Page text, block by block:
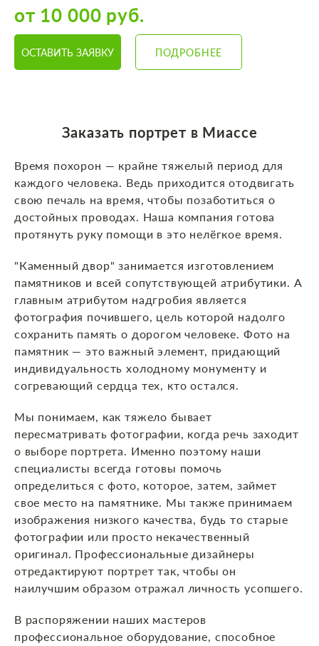
от 10 000 руб.
ОСТАВИТЬ ЗАЯВКУ ПОДРОБНЕЕ
Заказать портрет в Миассе
Время похорон — крайне тяжелый период для
каждого человека. Ведь приходится отодвигать
свою печаль на время, чтобы позаботиться о
достойных проводах. Наша компания готова
протянуть руку помощи в это нелёгкое время.
"Каменный двор" занимается изготовлением
памятников и всей сопутствующей атрибутики. А
главным атрибутом надгробия является
фотография почившего, цель которой надолго
сохранить память о дорогом человеке. Фото на
памятник — это важный элемент, придающий
индивидуальность холодному монументу и
согревающий сердца тех, кто остался.
Мы понимаем, как тяжело бывает
пересматривать фотографии, когда речь заходит
о выборе портрета. Именно поэтому наши
специалисты всегда готовы помочь
определиться с фото, которое, затем, займет
свое место на памятнике. Мы также принимаем
изображения низкого качества, будь то старые
фотографии или просто некачественный
оригинал. Профессиональные дизайнеры
отредактируют портрет так, чтобы он
наилучшим образом отражал личность усопшего.
В распоряжении наших мастеров
профессиональное оборудование, способное